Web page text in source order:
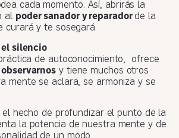
cada momento. Así, abrirás la
al poder sanador y reparador de la
curará y te sosegará.
el silencio
de autoconocimiento, ofrece
y tiene muchos otros
mente se aclara, se armoniza y se
el hecho de profundizar el punto de la
la potencia de nuestra mente y de